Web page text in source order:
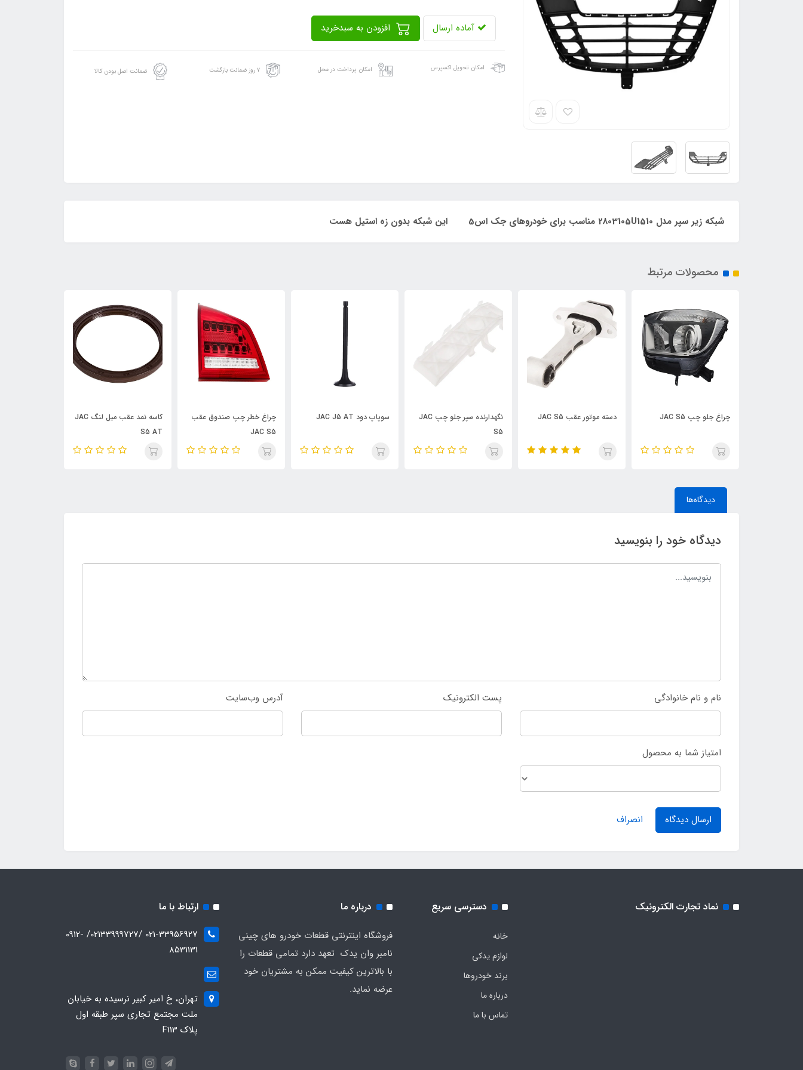
آماده ارسال
امکان تحویل اکسپرس امکان پرداخت در محل ۷ روز ضمانت بازگشت ضمانت اصل بودن کالا
شبکه زیر سپر مدل 2803105U1510 مناسب برای خودروهای جک اس5 این شبکه بدون زه استیل هست
محصولات مرتبط
دسته موتور عقب JAC S5
نگهدارنده سپر جلو چپ JAC
سوپاپ دود JAC J5 AT
چراغ خطر چپ صندوق عقب
کاسه نمد عقب میل لنگ JAC
S5 AT
فلاپ سپر جلو JAC S5
دیدگاه‌ها
دیدگاه خود را بنویسید
نام و نام خانوادگی پست الکترونیک آدرس وب‌سایت
امتیاز شما به محصول
ارسال دیدگاه انصراف
نماد تجارت الکترونیک دسترسی سریع
خانه
لوازم یدکی
برند خودروها
درباره ما
تماس با ما
درباره ما
فروشگاه اینترنتی قطعات خودرو های چینی
نامبر وان یدک تعهد دارد تمامی قطعات را
با بالاترین کیفیت ممکن به مشتریان خود
عرضه نماید.
ارتباط با ما
021-33956927 /02133999727/ 0912-
8531131
تهران، خ امیر کبیر نرسیده به خیابان
ملت مجتمع تجاری سپر طبقه اول
پلاک F113